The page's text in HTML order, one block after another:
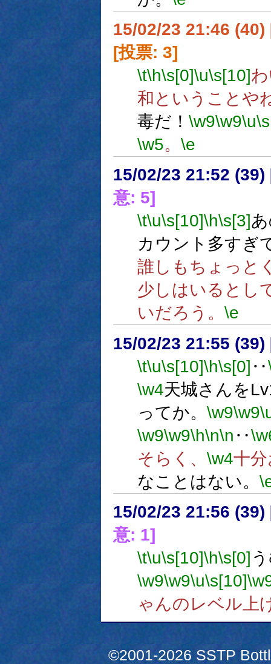
15/02/23 21:46 (40)
[投票: 3]
\t\h\s[0]\u\s[10]
和ということや
毒だ！ \w9\w9\u
\w5。 \e
15/02/23 21:52 (39)
意: 5]
\t\u\s[10]\h\s[3]
カウント多すぎ
誰しもちょっと
少しはいるとし
いだろう。 \e
15/02/23 21:55 (39)
\t\u\s[10]\h\s[0] ‥
\w4天城さんを
ってか。 \w9\w9
\w9\w9\h\n\n ‥
そらく、 \w4十
なことはない。
15/02/23 21:56 (39)
意: 1]
\t\u\s[10]\h\s[0]
\w9\w9\u\s[10]
ゃんのレベル上
©2001-2026 SSTP